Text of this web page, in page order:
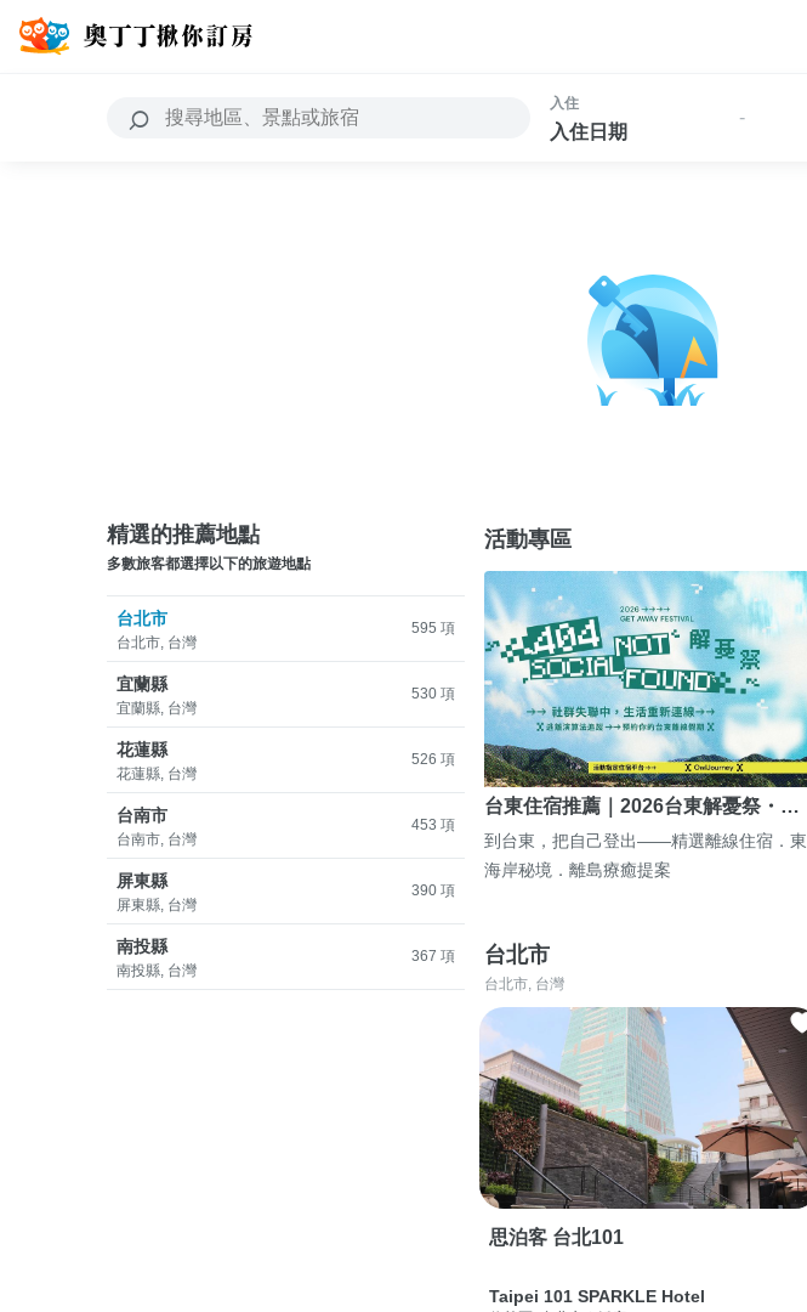
入住
入住日期
-
精選的推薦地點
多數旅客都選擇以下的旅遊地點
台北市
台北市, 台灣
595 項
宜蘭縣
宜蘭縣, 台灣
530 項
花蓮縣
花蓮縣, 台灣
526 項
台南市
台南市, 台灣
453 項
屏東縣
屏東縣, 台灣
390 項
南投縣
南投縣, 台灣
367 項
活動專區
台東住宿推薦｜2026台東解憂祭・…
到台東，把自己登出——精選離線住宿．東
海岸秘境．離島療癒提案
台北市
台北市, 台灣
思泊客 台北101
Taipei 101 SPARKLE Hotel